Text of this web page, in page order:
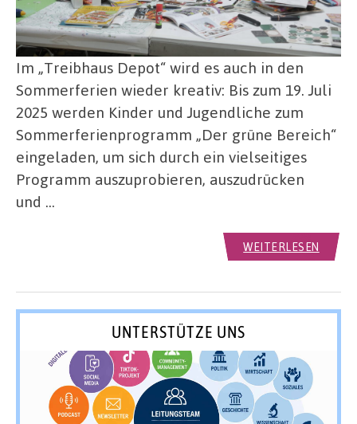
Im „Treibhaus Depot“ wird es auch in den
Sommerferien wieder kreativ: Bis zum 19. Juli
2025 werden Kinder und Jugendliche zum
Sommerferienprogramm „Der grüne Bereich“
eingeladen, um sich durch ein vielseitiges
Programm auszuprobieren, auszudrücken
und …
WEITERLESEN
UNTERSTÜTZE UNS